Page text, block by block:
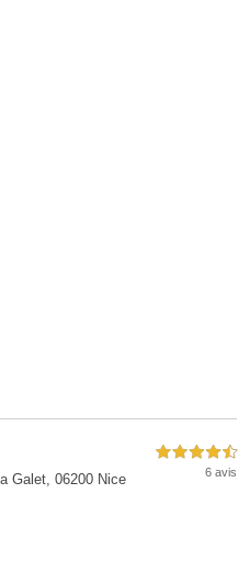
Galet, 06200 Nice
4,5 étoiles sur 5
6 avis